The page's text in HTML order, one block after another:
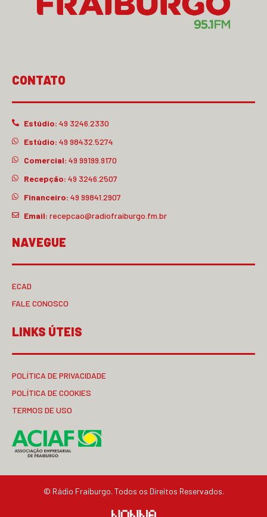
CONTATO
Estúdio: 49 3246.2330
Estúdio: 49 98432.5274
Comercial: 49 99199.9170
Recepção: 49 3246.2507
Financeiro: 49 99841.2907
Email: recepcao@radiofraiburgo.fm.br
NAVEGUE
ECAD
FALE CONOSCO
LINKS ÚTEIS
POLÍTICA DE PRIVACIDADE
POLÍTICA DE COOKIES
TERMOS DE USO
© Rádio Fraiburgo. Todos os Direitos Reservados.